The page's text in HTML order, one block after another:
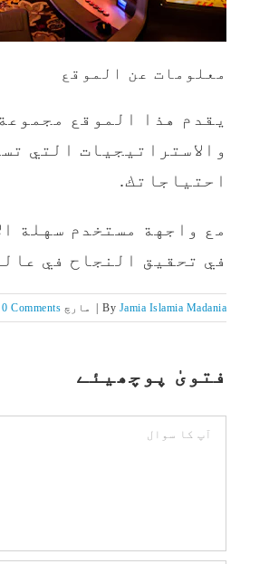
معلومات عن الموقع
يقدم هذا الموقع
والاستراتيجيات التي
احتياجاتك.
مع واجهة مستخدم سهلة
في تحقيق النجاح في
By Jamia Islamia Madania مارچ 4th, 2026 0 Comments
فتویٰ پوچھیئے
Comment